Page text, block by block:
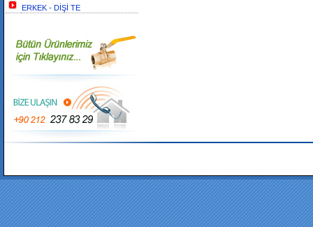
ERKEK - DİŞİ TE